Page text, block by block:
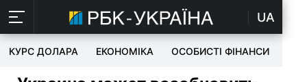
UA
КУРС ДОЛАРА ЕКОНОМІКА ОСОБИСТІ ФІНАНСИ